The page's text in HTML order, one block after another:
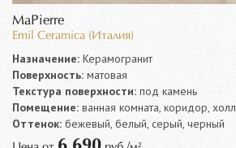
MaPierre
Emil Ceramica (Италия)
Назначение: Керамогранит
Поверхность: матовая
Текстура поверхности: под камень
Помещение: ванная комната, коридор, холл
Оттенок: бежевый, белый, серый, черный